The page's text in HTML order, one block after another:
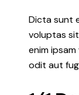
Dicta sunt
voluptas
enim
odit aut